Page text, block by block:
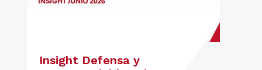
Insight Defensa y